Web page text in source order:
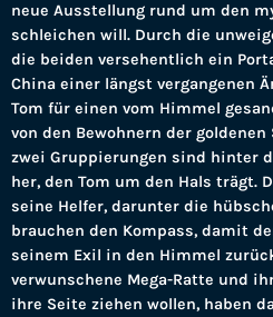
neue Ausstellung rund um den
schleichen will. Durch die
die beiden versehentlich ein
China einer längst vergangenen
Tom für einen vom Himmel
von den Bewohnern der
zwei Gruppierungen sind hinter
her, den Tom um den Hals trägt.
seine Helfer, darunter die
brauchen den Kompass, damit
seinem Exil in den Himmel
verwunschene Mega-Ratte und
ihre Seite ziehen wollen, haben